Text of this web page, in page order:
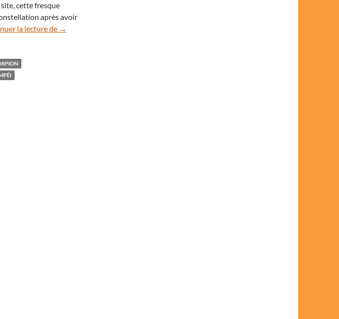
cette fresque
après avoir
la lecture de Pompéi : une mosaïque illustre le mythe d’Orion et du Scorpion
→